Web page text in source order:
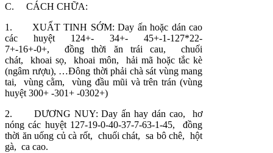
C. CÁCH CHỮA:
1. XUẤT TINH SỚM: Day ấn hoặc dán cao
các huyệt 124+- 34+- 45+-1-127*22-
7+-16+-0+, đồng thời ăn trái cau, chuối
chát, khoai sọ, khoai môn, hải mã hoặc tắc kè
(ngâm rượu), …Đông thời phải chà sát vùng mang
tai, vùng cằm, vùng đầu mũi và trên trán (vùng
huyệt 300+ -301+ -0302+)
2. DƯƠNG NUY: Day ấn hay dán cao, hơ
nóng các huyệt 127-19-0-40-37-7-63-1-45, đồng
thời ăn uống củ cà rốt, chuối chát, sa bô chê, hột
gà, ca cao.